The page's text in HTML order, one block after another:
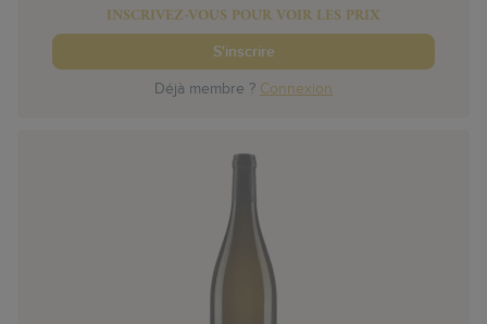
INSCRIVEZ-VOUS POUR VOIR LES PRIX
S'inscrire
Déjà membre ? Connexion